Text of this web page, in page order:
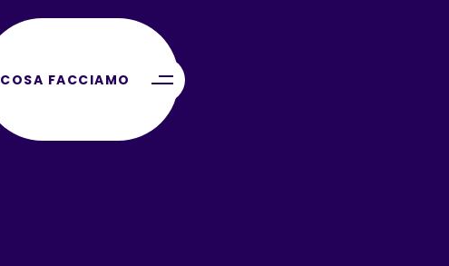
COSA FACCIAMO